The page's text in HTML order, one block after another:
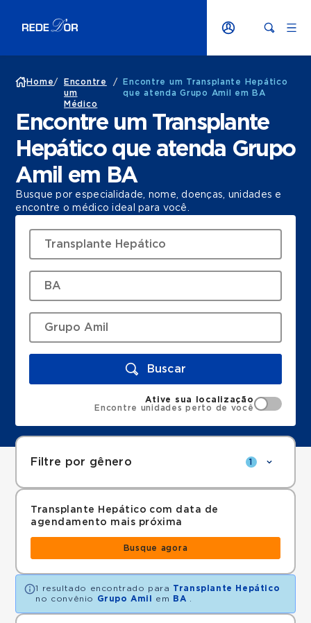
Home/
Encontre
um
Médico
/
Encontre um Transplante Hepático
que atenda Grupo Amil em BA
Encontre um Transplante
Hepático que atenda Grupo
Amil em BA
Busque por especialidade, nome, doenças, unidades e
encontre o médico ideal para você.
Buscar
Ative sua localização
Encontre unidades perto de você
Filtre por gênero 1
Transplante Hepático com data de
agendamento mais próxima
Busque agora
1 resultado encontrado para Transplante Hepático
no convênio
Grupo Amil em BA